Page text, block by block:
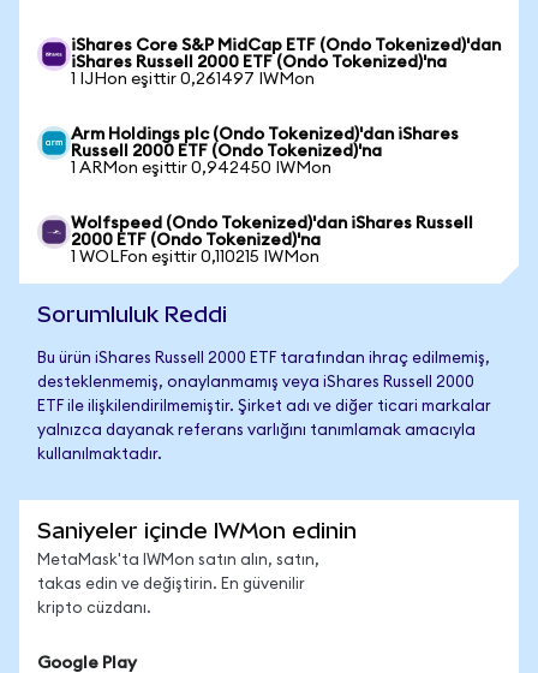
iShares Core S&P MidCap ETF (Ondo Tokenized)'dan
iShares Russell 2000 ETF (Ondo Tokenized)'na
1 IJHon eşittir 0,261497 IWMon
Arm Holdings plc (Ondo Tokenized)'dan iShares
Russell 2000 ETF (Ondo Tokenized)'na
1 ARMon eşittir 0,942450 IWMon
Wolfspeed (Ondo Tokenized)'dan iShares Russell
2000 ETF (Ondo Tokenized)'na
1 WOLFon eşittir 0,110215 IWMon
Sorumluluk Reddi
Bu ürün iShares Russell 2000 ETF tarafından ihraç edilmemiş,
desteklenmemiş, onaylanmamış veya iShares Russell 2000
ETF ile ilişkilendirilmemiştir. Şirket adı ve diğer ticari markalar
yalnızca dayanak referans varlığını tanımlamak amacıyla
kullanılmaktadır.
Saniyeler içinde IWMon edinin
MetaMask'ta IWMon satın alın, satın,
takas edin ve değiştirin. En güvenilir
kripto cüzdanı.
Google Play